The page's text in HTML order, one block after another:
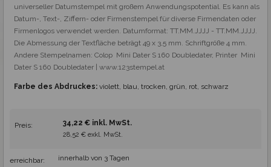
universeller Datumstempel mit großem Anwendungspotential. Es kann als
Datum-, Text-, Ziffern- oder Firmenstempel für diverse Firmendaten oder
Firmenlogos verwendet werden. Datumformat: TT.MM.JJJJ - TT.MM.JJJJ.
Die Abmessung der Textfläche beträgt 49 x 3,5 mm. Schriftgröße 4 mm.
Andere Stempelnamen: Colop  Mini Dater S 160 Doubledater, Printer  Mini
Dater S 160 Doubledater | www.123stempel.at
Farbe des Abdruckes: violett, blau, trocken, grün, rot, schwarz
Preis: 34,22 € inkl. MwSt.
28,52 € exkl. MwSt.
erreichbar: innerhalb von 3 Tagen